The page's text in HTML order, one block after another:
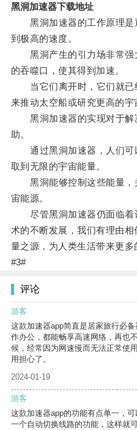
黑洞加速器下载地址
黑洞加速器的工作原理是
到极高的速度。
黑洞产生的引力场非常强
的吞噬口，使其得到加速。
当它们离开时，它们就已
来推动太空船或研究更高的宇
黑洞加速器的实现对于解
助。
通过黑洞加速器，人们可
取到无限的宇宙能量。
黑洞能够控制这些能量，
宙能源。
尽管黑洞加速器仍面临着
术的不断发展，我们有理由
量之源，为人类生活带来更多
#3#
评论
游客
这款加速器app简直是居家旅行必
作办公，都能畅享高速网络，再也
候，经常因为网速慢而无法正常使
用担心了。
2024-01-19
游客
这款加速器app的功能有点单一，
一个自动切换线路的功能，这样就